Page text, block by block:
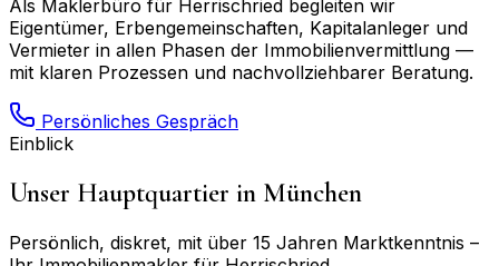
Als Maklerbüro für Herrischried begleiten wir
Eigentümer, Erbengemeinschaften, Kapitalanleger und
Vermieter in allen Phasen der Immobilienvermittlung —
mit klaren Prozessen und nachvollziehbarer Beratung.
Persönliches Gespräch
Einblick
Unser Hauptquartier in München
Persönlich, diskret, mit über 15 Jahren Marktkenntnis –